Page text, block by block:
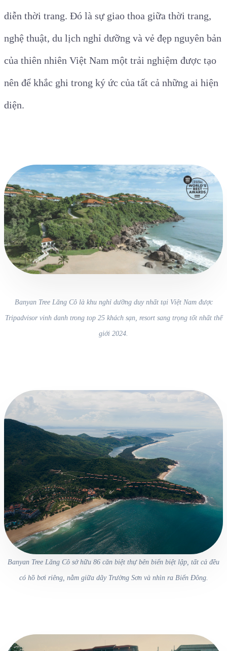
diễn thời trang. Đó là sự giao thoa giữa thời trang,
nghệ thuật, du lịch nghỉ dưỡng và vẻ đẹp nguyên bản
của thiên nhiên Việt Nam một trải nghiệm được tạo
nên để khắc ghi trong ký ức của tất cả những ai hiện
diện.
Banyan Tree Lăng Cô là khu nghỉ dưỡng duy nhất tại Việt Nam được
Tripadvisor vinh danh trong top 25 khách sạn, resort sang trọng tốt nhất thế
giới 2024.
Banyan Tree Lăng Cô sở hữu 86 căn biệt thự bên biển biệt lập, tất cả đều
có hồ bơi riêng, nằm giữa dãy Trường Sơn và nhìn ra Biển Đông.